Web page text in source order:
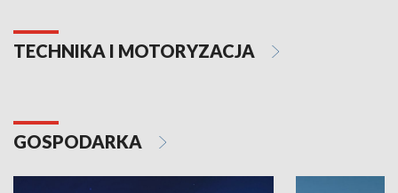
TECHNIKA I MOTORYZACJA
GOSPODARKA